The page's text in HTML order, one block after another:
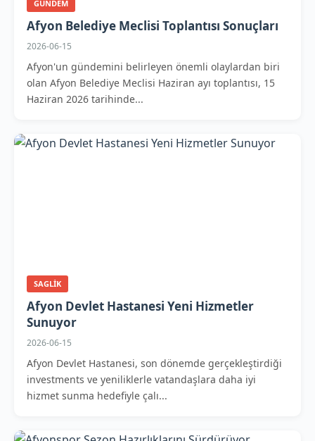
GUNDEM
Afyon Belediye Meclisi Toplantısı Sonuçları
2026-06-15
Afyon'un gündemini belirleyen önemli olaylardan biri
olan Afyon Belediye Meclisi Haziran ayı toplantısı, 15
Haziran 2026 tarihinde...
SAGLIK
Afyon Devlet Hastanesi Yeni Hizmetler
Sunuyor
2026-06-15
Afyon Devlet Hastanesi, son dönemde gerçekleştirdiği
investments ve yeniliklerle vatandaşlara daha iyi
hizmet sunma hedefiyle çalı...